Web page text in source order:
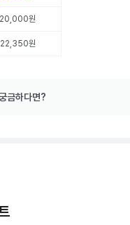
20,000원
22,350원
금하다면?